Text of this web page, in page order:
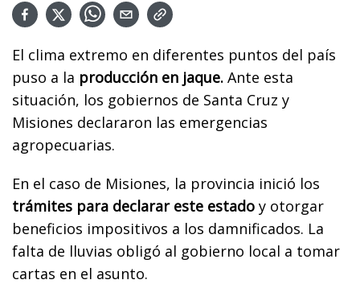
El clima extremo en diferentes puntos del país
puso a la producción en jaque. Ante esta
situación, los gobiernos de Santa Cruz y
Misiones declararon las emergencias
agropecuarias.
En el caso de Misiones, la provincia inició los
trámites para declarar este estado y otorgar
beneficios impositivos a los damnificados. La
falta de lluvias obligó al gobierno local a tomar
cartas en el asunto.